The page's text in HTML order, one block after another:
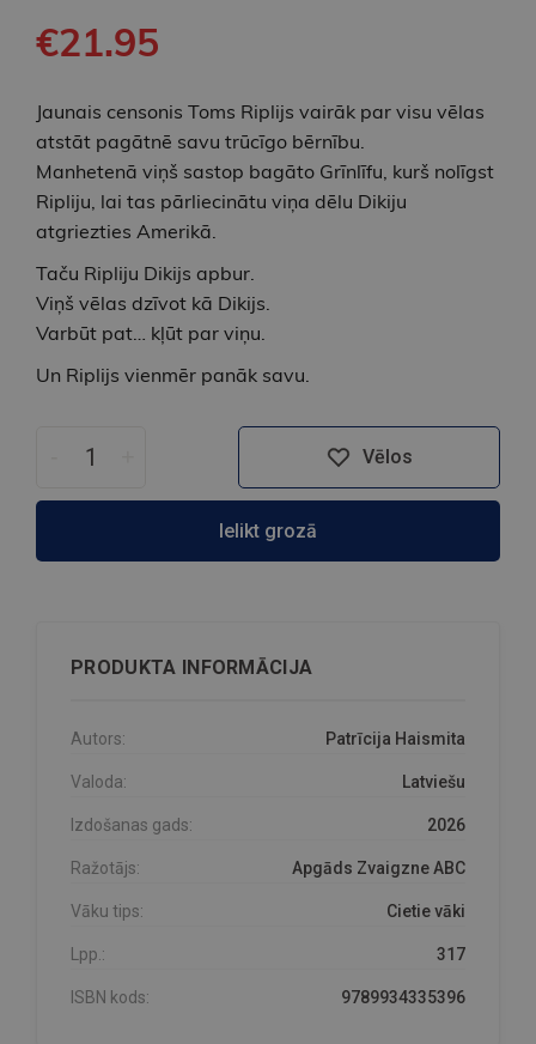
€21.95
Jaunais censonis Toms Riplijs vairāk par visu vēlas
atstāt pagātnē savu trūcīgo bērnību.
Manhetenā viņš sastop bagāto Grīnlīfu, kurš nolīgst
Ripliju, lai tas pārliecinātu viņa dēlu Dikiju
atgriezties Amerikā.
Taču Ripliju Dikijs apbur.
Viņš vēlas dzīvot kā Dikijs.
Varbūt pat… kļūt par viņu.
Un Riplijs vienmēr panāk savu.
Vēlos
Ielikt grozā
PRODUKTA INFORMĀCIJA
Autors: Patrīcija Haismita
Valoda: Latviešu
Izdošanas gads: 2026
Ražotājs: Apgāds Zvaigzne ABC
Vāku tips: Cietie vāki
Lpp.: 317
ISBN kods: 9789934335396